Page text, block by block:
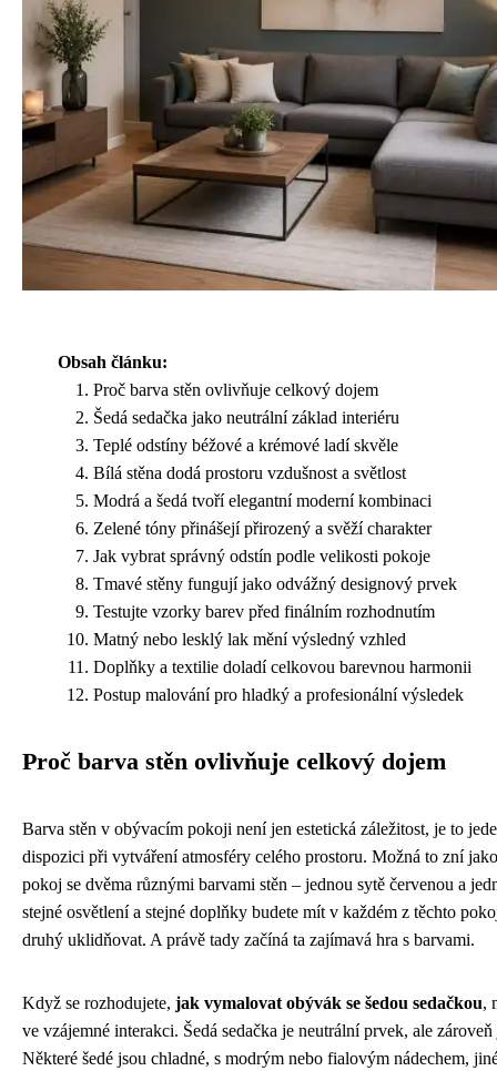
Obsah článku:
Proč barva stěn ovlivňuje celkový dojem
Šedá sedačka jako neutrální základ interiéru
Teplé odstíny béžové a krémové ladí skvěle
Bílá stěna dodá prostoru vzdušnost a světlost
Modrá a šedá tvoří elegantní moderní kombinaci
Zelené tóny přinášejí přirozený a svěží charakter
Jak vybrat správný odstín podle velikosti pokoje
Tmavé stěny fungují jako odvážný designový prvek
Testujte vzorky barev před finálním rozhodnutím
Matný nebo lesklý lak mění výsledný vzhled
Doplňky a textilie doladí celkovou barevnou harmonii
Postup malování pro hladký a profesionální výsledek
Proč barva stěn ovlivňuje celkový dojem
Barva stěn v obývacím pokoji není jen estetická záležitost, je to
dispozici při vytváření atmosféry celého prostoru. Možná to zní
pokoj se dvěma různými barvami stěn – jednou sytě červenou a
stejné osvětlení a stejné doplňky budete mít v každém z těchto
druhý uklidňovat. A právě tady začíná ta zajímavá hra s barvami.
Když se rozhodujete, jak vymalovat obývák se šedou sedačkou,
ve vzájemné interakci. Šedá sedačka je neutrální prvek, ale
Některé šedé jsou chladné, s modrým nebo fialovým nádechem,